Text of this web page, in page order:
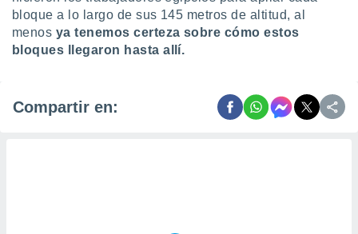
bloque a lo largo de sus 145 metros de altitud, al
menos ya tenemos certeza sobre cómo estos
bloques llegaron hasta allí.
Compartir en: